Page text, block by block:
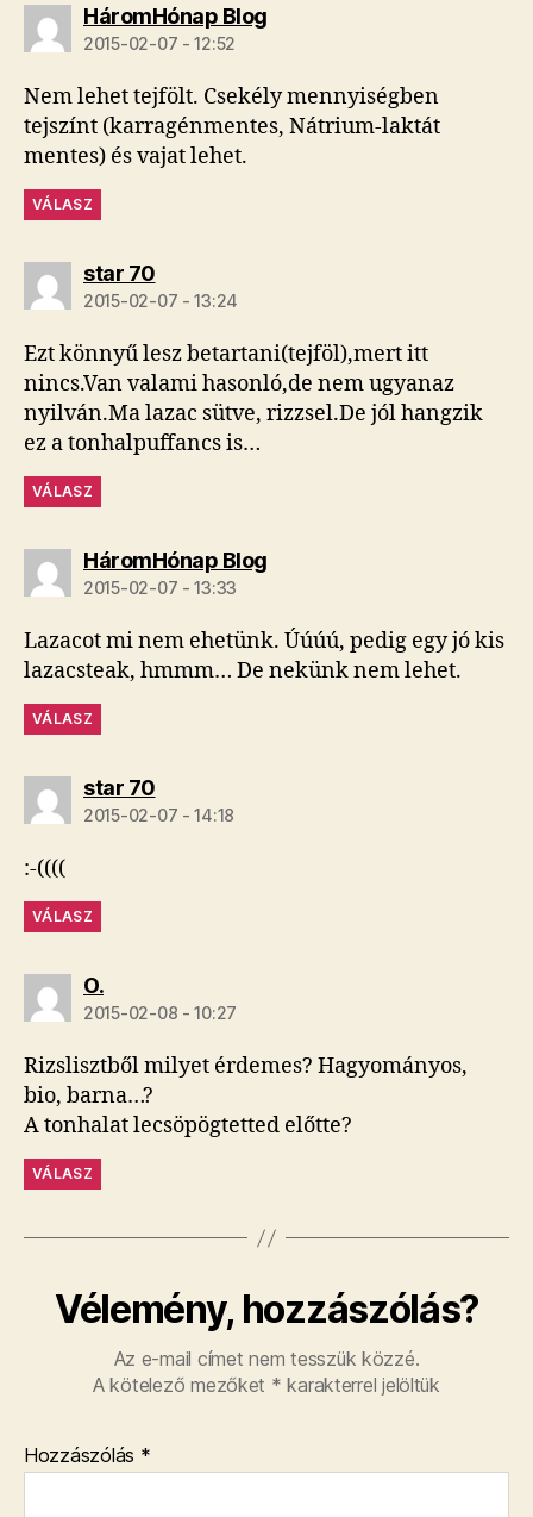
HáromHónap Blogszerint:
2015-02-07 - 12:52
Nem lehet tejfölt. Csekély mennyiségben
tejszínt (karragénmentes, Nátrium-laktát
mentes) és vajat lehet.
VÁLASZ
star 70szerint:
2015-02-07 - 13:24
Ezt könnyű lesz betartani(tejföl),mert itt
nincs.Van valami hasonló,de nem ugyanaz
nyilván.Ma lazac sütve, rizzsel.De jól hangzik
ez a tonhalpuffancs is…
VÁLASZ
HáromHónap Blogszerint:
2015-02-07 - 13:33
Lazacot mi nem ehetünk. Úúúú, pedig egy jó kis
lazacsteak, hmmm… De nekünk nem lehet.
VÁLASZ
star 70szerint:
2015-02-07 - 14:18
:-((((
VÁLASZ
O.szerint:
2015-02-08 - 10:27
Rizslisztből milyet érdemes? Hagyományos,
bio, barna…?
A tonhalat lecsöpögtetted előtte?
VÁLASZ
Vélemény, hozzászólás?
Az e-mail címet nem tesszük közzé.
A kötelező mezőket * karakterrel jelöltük
Hozzászólás *